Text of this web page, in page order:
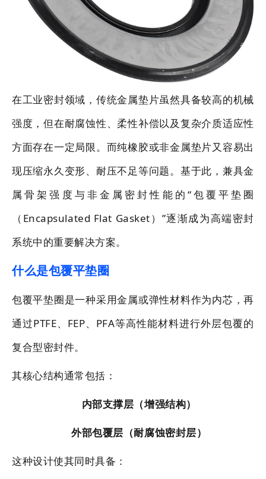
在工业密封领域，传统金属垫片虽然具备较高的机械
强度，但在耐腐蚀性、柔性补偿以及复杂介质适应性
方面存在一定局限。而纯橡胶或非金属垫片又容易出
现压缩永久变形、耐压不足等问题。基于此，兼具金
属骨架强度与非金属密封性能的“包覆平垫圈
（Encapsulated Flat Gasket）”逐渐成为高端密封
系统中的重要解决方案。
什么是包覆平垫圈
包覆平垫圈是一种采用金属或弹性材料作为内芯，再
通过PTFE、FEP、PFA等高性能材料进行外层包覆的
复合型密封件。
其核心结构通常包括：
内部支撑层（增强结构）
外部包覆层（耐腐蚀密封层）
这种设计使其同时具备：